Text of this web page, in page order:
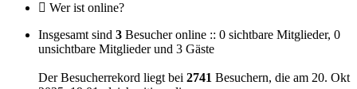
Wer ist online?
Insgesamt sind 3 Besucher online :: 0 sichtbare Mitglieder, 0
unsichtbare Mitglieder und 3 Gäste
Der Besucherrekord liegt bei 2741 Besuchern, die am 20. Okt